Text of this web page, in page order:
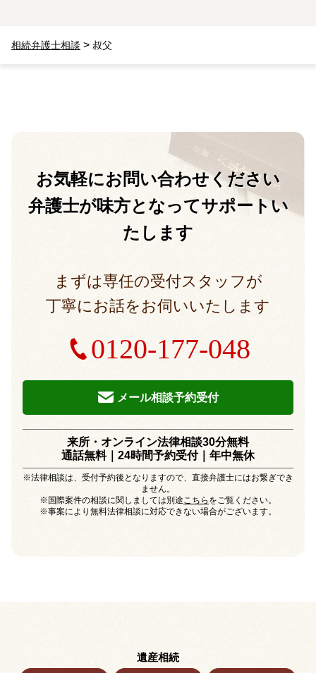
相続弁護士相談 > 叔父
お気軽にお問い合わせください
弁護士が味方となってサポートい
たします
まずは専任の受付スタッフが
丁寧にお話をお伺いいたします
0120-177-048
メール相談予約受付
来所・オンライン法律相談30分無料
通話無料｜24時間予約受付｜年中無休
※法律相談は、受付予約後となりますので、直接弁護士にはお繋ぎでき
ません。
※国際案件の相談に関しましては別途 こちら をご覧ください。
※事案により無料法律相談に対応できない場合がございます。
遺産相続